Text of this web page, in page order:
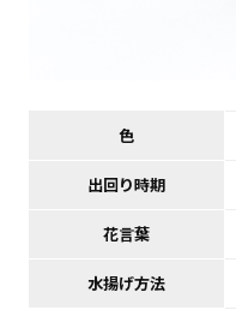
色
出回り時期
花言葉
水揚げ方法